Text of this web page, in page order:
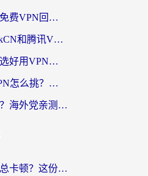
海外党必看：电脑免费VPN回国真的靠谱吗？附实测对比与最优方案指南
海外党必看：ChickCN和腾讯VPN好用吗？3招选对回国加速器，告别地区限制
海外党必看：如何选好用VPN实现国内资源无缝访问？从越南到全球都适用
从法国回国内的VPN怎么挑？海外党亲测：稳定、多端、安全才是关键
斧牛和闪疾哪个好？海外党亲测3款回国加速器，教你选到不踩坑的那一款
国外玩浮生为卿歌总卡顿？这份加速器选择指南帮你找回丝滑体验